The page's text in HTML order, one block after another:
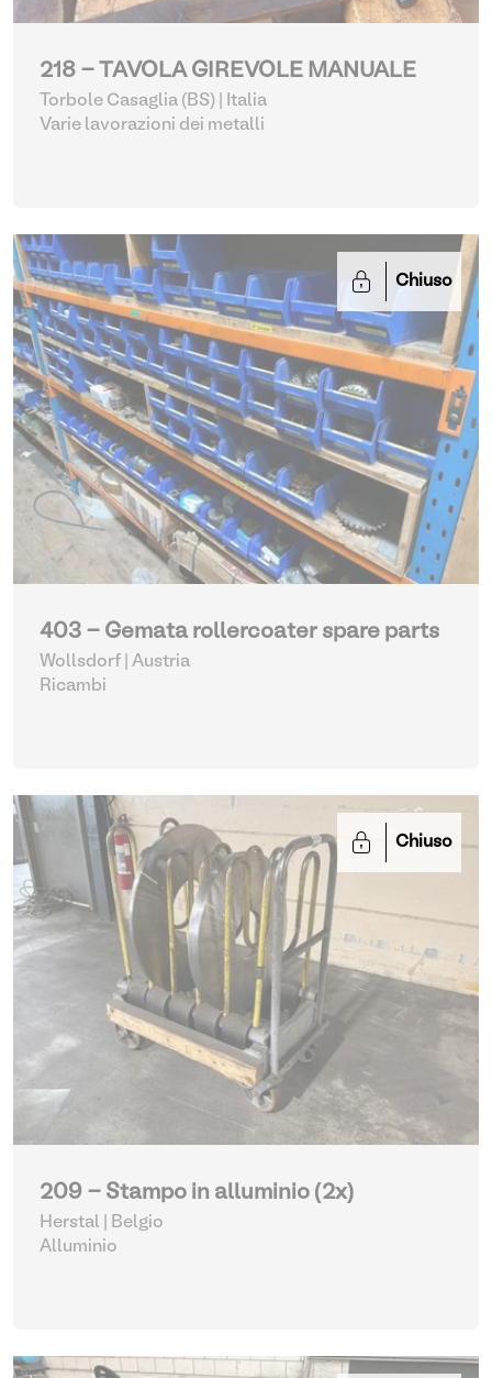
218 - TAVOLA GIREVOLE MANUALE
Torbole Casaglia (BS) | Italia
Varie lavorazioni dei metalli
Chiuso
403 - Gemata rollercoater spare parts
Wollsdorf | Austria
Ricambi
Chiuso
209 - Stampo in alluminio (2x)
Herstal | Belgio
Alluminio